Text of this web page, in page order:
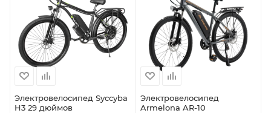
Электровелосипед Syccyba
H3 29 дюймов
Электровелосипед
Armelona AR-10